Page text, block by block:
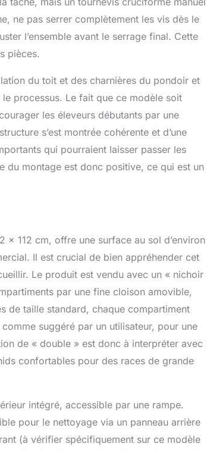
ne pas serrer complètement les vis dès le
l’ensemble avant le serrage final. Cette
pièces.
du toit et des charnières du pondoir et
le processus. Le fait que ce modèle soit
les éleveurs débutants par une
s’est montrée cohérente et d’une
qui pourraient laisser passer les
du montage est donc positive, ce qui est un
x 112 cm, offre une surface au sol d’environ
Il est crucial de bien appréhender cet
Le produit est vendu avec un « nichoir
par une fine cloison amovible,
de taille standard, chaque compartiment
suggéré par un utilisateur, pour une
de « double » est donc à interpréter avec
confortables pour des races de grande
intégré, accessible par une rampe.
pour le nettoyage via un panneau arrière
(à vérifier spécifiquement sur ce modèle